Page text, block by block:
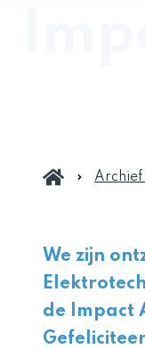
Archief
We zijn
de Impact